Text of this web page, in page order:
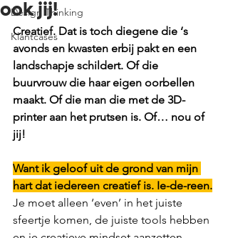
Design Thinking
Klantcases
ook jij!
Creatief. Dat is toch diegene die ‘s
avonds en kwasten erbij pakt en een
landschapje schildert. Of die
buurvrouw die haar eigen oorbellen
maakt. Of die man die met de 3D-
printer aan het prutsen is. Of… nou of
jij!
Want ik geloof uit de grond van mijn
hart dat iedereen creatief is. Ie-de-reen.
Je moet alleen ‘even’ in het juiste
sfeertje komen, de juiste tools hebben